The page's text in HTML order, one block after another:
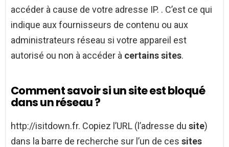
accéder à cause de votre adresse IP. . C’est ce qui
indique aux fournisseurs de contenu ou aux
administrateurs réseau si votre appareil est
autorisé ou non à accéder à certains sites.
Comment savoir si un site est bloqué
dans un réseau ?
http://isitdown.fr. Copiez l’URL (l’adresse du site)
dans la barre de recherche sur l’un de ces sites